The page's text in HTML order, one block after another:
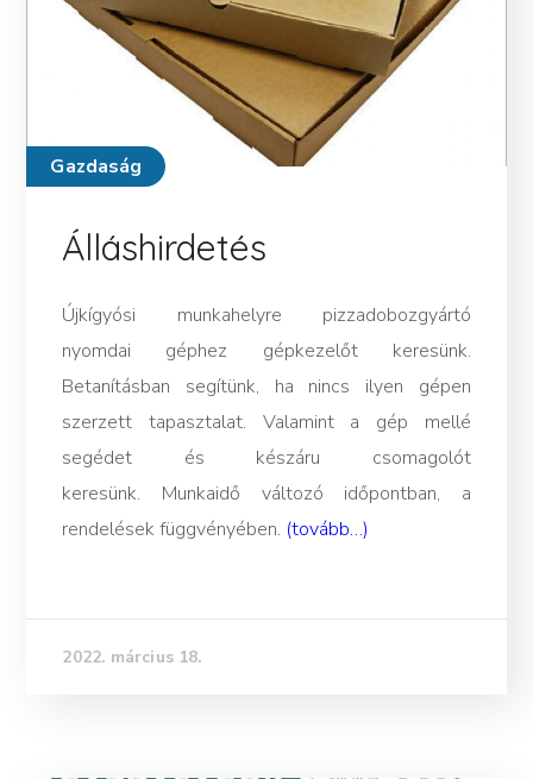
Gazdaság
Álláshirdetés
Újkígyósi munkahelyre pizzadobozgyártó
nyomdai géphez gépkezelőt keresünk.
Betanításban segítünk, ha nincs ilyen gépen
szerzett tapasztalat. Valamint a gép mellé
segédet és készáru csomagolót
keresünk. Munkaidő változó időpontban, a
rendelések függvényében. (tovább…)
2022. március 18.